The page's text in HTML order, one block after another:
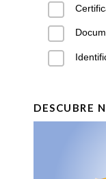
DESCUBRE